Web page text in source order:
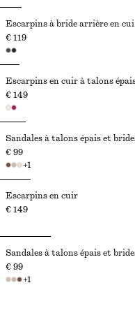
€ 119
Escarpins en cuir à talons
€ 149
Sandales à talons épais et
€ 99
+1
Escarpins en cuir
€ 149
Sandales à talons épais et
€ 99
+1